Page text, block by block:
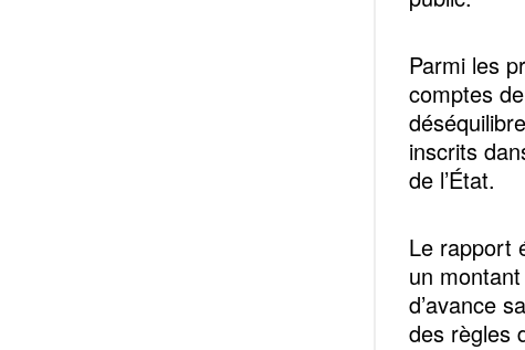
Parmi les
comptes
inscrits
de l’État.
Le rapport
un
d’avance
des règles